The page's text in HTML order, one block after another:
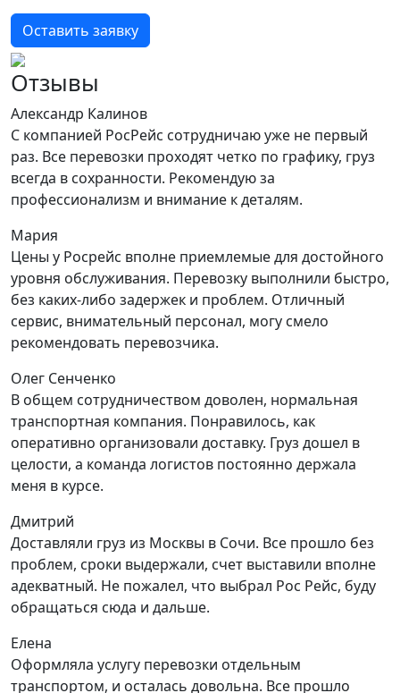
Оставить заявку
Отзывы
Александр Калинов
С компанией РосРейс сотрудничаю уже не первый
раз. Все перевозки проходят четко по графику, груз
всегда в сохранности. Рекомендую за
профессионализм и внимание к деталям.
Мария
Цены у Росрейс вполне приемлемые для достойного
уровня обслуживания. Перевозку выполнили быстро,
без каких-либо задержек и проблем. Отличный
сервис, внимательный персонал, могу смело
рекомендовать перевозчика.
Олег Сенченко
В общем сотрудничеством доволен, нормальная
транспортная компания. Понравилось, как
оперативно организовали доставку. Груз дошел в
целости, а команда логистов постоянно держала
меня в курсе.
Дмитрий
Доставляли груз из Москвы в Сочи. Все прошло без
проблем, сроки выдержали, счет выставили вполне
адекватный. Не пожалел, что выбрал Рос Рейс, буду
обращаться сюда и дальше.
Елена
Оформляла услугу перевозки отдельным
транспортом, и осталась довольна. Все прошло